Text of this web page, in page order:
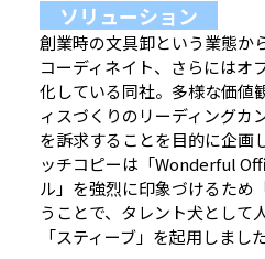
ソリューション
創業時の文具卸という業態か
コーディネイト、さらにはオ
化している同社。多様な価値
ィスづくりのリーディングカ
を訴求することを目的に企画
ッチコピーは「Wonderful
ル」を強烈に印象づけるため
うことで、タレント犬として
「スティーブ」を起用しまし